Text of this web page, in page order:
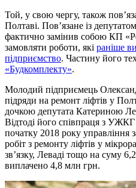
Той, у свою чергу, також
Полтаві. Пов’язане із
фактично замінив собою КП
замовляти роботи, які раніше
підприємство. Частину його
«Будкомплекту».
Молодий підприємець
підряди на ремонт ліфтів у
дочкою депутата Катериною
Відтоді його співпраця з
початку 2018 року управління
робіт з ремонту ліфтів у
зв’язку, Леваді тощо на суму
виплачено 4,8 млн грн.